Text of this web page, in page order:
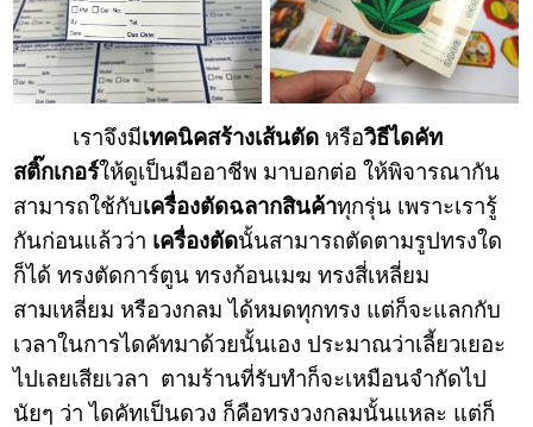
เราจึงมีเทคนิคสร้างเส้นตัด หรือวิธีไดคัท
สติ๊กเกอร์ให้ดูเป็นมืออาชีพ มาบอกต่อ ให้พิจารณากัน
สามารถใช้กับเครื่องตัดฉลากสินค้าทุกรุ่น เพราะเรารู้
กันก่อนแล้วว่า เครื่องตัดนั้นสามารถตัดตามรูปทรงใด
ก็ได้ ทรงตัดการ์ตูน ทรงก้อนเมฆ ทรงสี่เหลี่ยม
สามเหลี่ยม หรือวงกลม ได้หมดทุกทรง แต่ก็จะแลกกับ
เวลาในการไดคัทมาด้วยนั้นเอง ประมาณว่าเลี้ยวเยอะ
ไปเลยเสียเวลา ตามร้านที่รับทำก็จะเหมือนจำกัดไป
นัยๆ ว่า ไดคัทเป็นดวง ก็คือทรงวงกลมนั้นแหละ แต่ก็